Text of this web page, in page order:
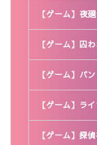
【ゲーム】夜
【ゲーム】囚
【ゲーム】パ
【ゲーム】ラ
【ゲーム】探